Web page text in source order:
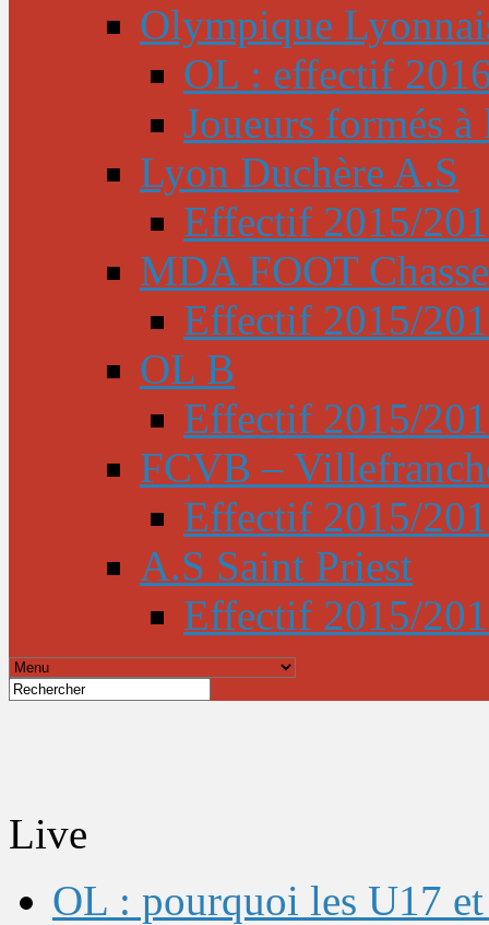
Olympique
OL : effectif
Joueurs formés
Lyon Duchère A.S
Effectif 2015/
MDA FOOT
Effectif 2015/
OL B
Effectif 2015/
FCVB –
Effectif 2015/
A.S Saint Priest
Effectif 2015/
Live
OL : pourquoi les U17